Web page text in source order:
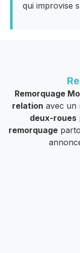
qui improvise
Remorquage
relation avec un
deux-roues
remorquage